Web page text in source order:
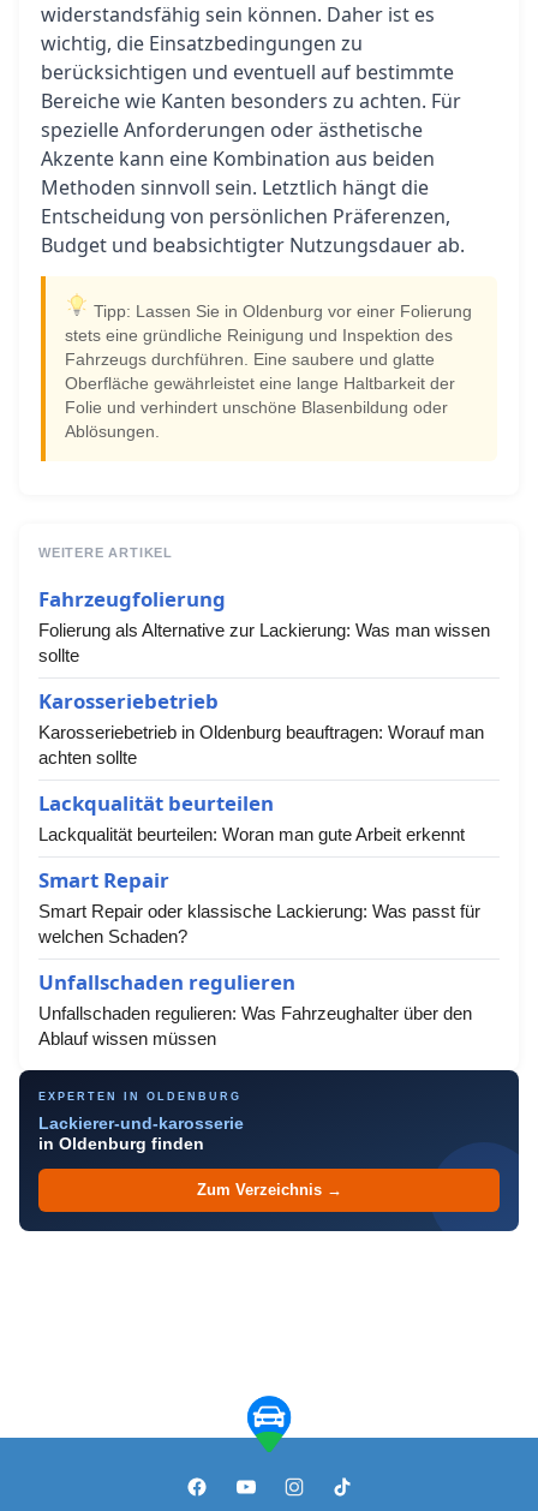
widerstandsfähig sein können. Daher ist es
wichtig, die Einsatzbedingungen zu
berücksichtigen und eventuell auf bestimmte
Bereiche wie Kanten besonders zu achten. Für
spezielle Anforderungen oder ästhetische
Akzente kann eine Kombination aus beiden
Methoden sinnvoll sein. Letztlich hängt die
Entscheidung von persönlichen Präferenzen,
Budget und beabsichtigter Nutzungsdauer ab.
Tipp: Lassen Sie in Oldenburg vor einer Folierung
stets eine gründliche Reinigung und Inspektion des
Fahrzeugs durchführen. Eine saubere und glatte
Oberfläche gewährleistet eine lange Haltbarkeit der
Folie und verhindert unschöne Blasenbildung oder
Ablösungen.
WEITERE ARTIKEL
Fahrzeugfolierung
Folierung als Alternative zur Lackierung: Was man wissen
sollte
Karosseriebetrieb
Karosseriebetrieb in Oldenburg beauftragen: Worauf man
achten sollte
Lackqualität beurteilen
Lackqualität beurteilen: Woran man gute Arbeit erkennt
Smart Repair
Smart Repair oder klassische Lackierung: Was passt für
welchen Schaden?
Unfallschaden regulieren
Unfallschaden regulieren: Was Fahrzeughalter über den
Ablauf wissen müssen
EXPERTEN IN OLDENBURG
Lackierer-und-karosserie
in Oldenburg finden
Zum Verzeichnis →